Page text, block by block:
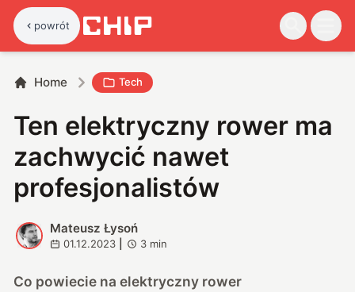
powrót
Home Tech
Ten elektryczny rower ma
zachwycić nawet
profesjonalistów
M
Mateusz Łysoń
01.12.2023 3 min
Co powiecie na elektryczny rower